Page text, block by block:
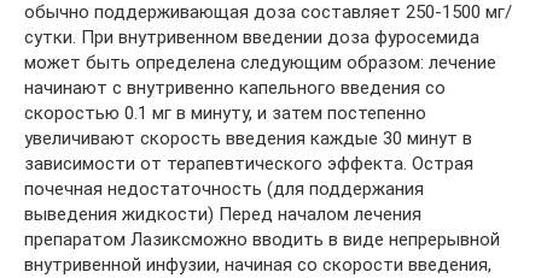
обычно поддерживающая доза составляет 250-1500 мг/
сутки. При внутривенном введении доза фуросемида
может быть определена следующим образом: лечение
начинают с внутривенно капельного введения со
скоростью 0.1 мг в минуту, и затем постепенно
увеличивают скорость введения каждые 30 минут в
зависимости от терапевтического эффекта. Острая
почечная недостаточность (для поддержания
выведения жидкости) Перед началом лечения
препаратом Лазиксможно вводить в виде непрерывной
внутривенной инфузии, начиная со скорости введения,